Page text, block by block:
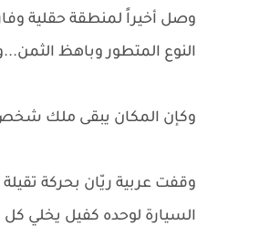
وصل أخيراً لمنطقة حقلية
النوع المتطور وباهظ
وكإن المكان يبقى ملك
وقفت عربية ريّان بحركة
السيارة لوحده كفيل يخلي